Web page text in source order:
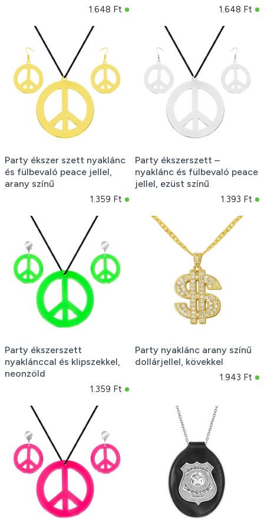
1.648 Ft 1.648 Ft
Party ékszer szett nyaklánc
és fülbevaló peace jellel,
arany színű
1.359 Ft
Party ékszerszett –
nyaklánc és fülbevaló peace
jellel, ezüst színű
1.393 Ft
Party ékszerszett
nyaklánccal és klipszekkel,
neonzöld
1.359 Ft
Party nyaklánc arany színű
dollárjellel, kövekkel
1.943 Ft